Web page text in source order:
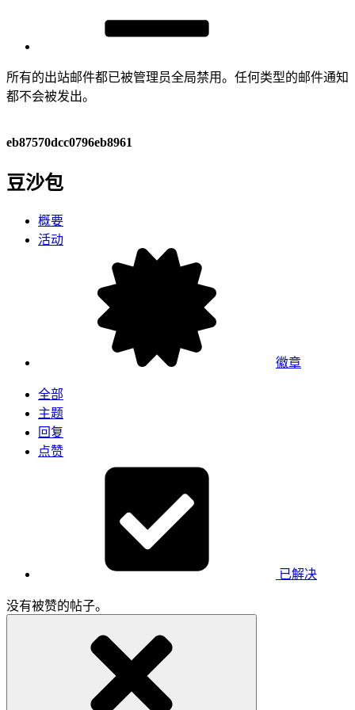
所有的出站邮件都已被管理员全局禁用。任何类型的邮件通知
都不会被发出。
eb87570dcc0796eb8961
豆沙包
概要
活动
徽章
全部
主题
回复
点赞
已解决
没有被赞的帖子。